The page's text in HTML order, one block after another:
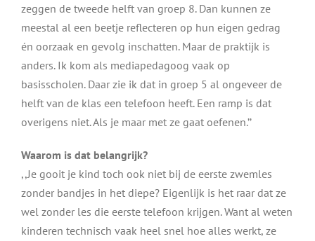
zeggen de tweede helft van groep 8. Dan kunnen ze
meestal al een beetje reflecteren op hun eigen gedrag
én oorzaak en gevolg inschatten. Maar de praktijk is
anders. Ik kom als mediapedagoog vaak op
basisscholen. Daar zie ik dat in groep 5 al ongeveer de
helft van de klas een telefoon heeft. Een ramp is dat
overigens niet. Als je maar met ze gaat oefenen.’’
Waarom is dat belangrijk?
,,Je gooit je kind toch ook niet bij de eerste zwemles
zonder bandjes in het diepe? Eigenlijk is het raar dat ze
wel zonder les die eerste telefoon krijgen. Want al weten
kinderen technisch vaak heel snel hoe alles werkt, ze